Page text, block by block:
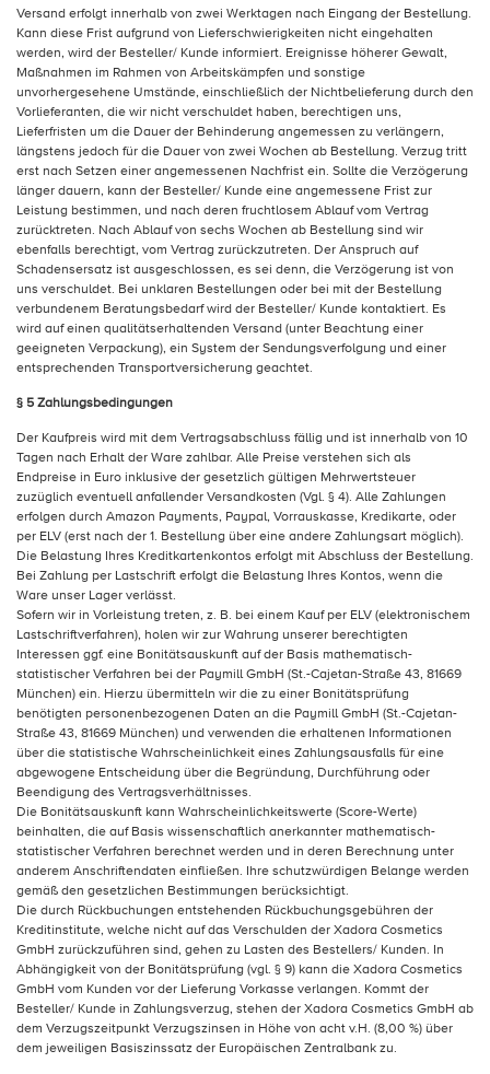
Versand erfolgt innerhalb von zwei Werktagen nach Eingang der Bestellung.
Kann diese Frist aufgrund von Lieferschwierigkeiten nicht eingehalten
werden, wird der Besteller/ Kunde informiert. Ereignisse höherer Gewalt,
Maßnahmen im Rahmen von Arbeitskämpfen und sonstige
unvorhergesehene Umstände, einschließlich der Nichtbelieferung durch den
Vorlieferanten, die wir nicht verschuldet haben, berechtigen uns,
Lieferfristen um die Dauer der Behinderung angemessen zu verlängern,
längstens jedoch für die Dauer von zwei Wochen ab Bestellung. Verzug tritt
erst nach Setzen einer angemessenen Nachfrist ein. Sollte die Verzögerung
länger dauern, kann der Besteller/ Kunde eine angemessene Frist zur
Leistung bestimmen, und nach deren fruchtlosem Ablauf vom Vertrag
zurücktreten. Nach Ablauf von sechs Wochen ab Bestellung sind wir
ebenfalls berechtigt, vom Vertrag zurückzutreten. Der Anspruch auf
Schadensersatz ist ausgeschlossen, es sei denn, die Verzögerung ist von
uns verschuldet. Bei unklaren Bestellungen oder bei mit der Bestellung
verbundenem Beratungsbedarf wird der Besteller/ Kunde kontaktiert. Es
wird auf einen qualitätserhaltenden Versand (unter Beachtung einer
geeigneten Verpackung), ein System der Sendungsverfolgung und einer
entsprechenden Transportversicherung geachtet.
§ 5 Zahlungsbedingungen
Der Kaufpreis wird mit dem Vertragsabschluss fällig und ist innerhalb von 10
Tagen nach Erhalt der Ware zahlbar. Alle Preise verstehen sich als
Endpreise in Euro inklusive der gesetzlich gültigen Mehrwertsteuer
zuzüglich eventuell anfallender Versandkosten (Vgl. § 4). Alle Zahlungen
erfolgen durch Amazon Payments, Paypal, Vorrauskasse, Kredikarte, oder
per ELV (erst nach der 1. Bestellung über eine andere Zahlungsart möglich).
Die Belastung Ihres Kreditkartenkontos erfolgt mit Abschluss der Bestellung.
Bei Zahlung per Lastschrift erfolgt die Belastung Ihres Kontos, wenn die
Ware unser Lager verlässt.
Sofern wir in Vorleistung treten, z. B. bei einem Kauf per ELV (elektronischem
Lastschriftverfahren), holen wir zur Wahrung unserer berechtigten
Interessen ggf. eine Bonitätsauskunft auf der Basis mathematisch-
statistischer Verfahren bei der Paymill GmbH (St.-Cajetan-Straße 43, 81669
München) ein. Hierzu übermitteln wir die zu einer Bonitätsprüfung
benötigten personenbezogenen Daten an die Paymill GmbH (St.-Cajetan-
Straße 43, 81669 München) und verwenden die erhaltenen Informationen
über die statistische Wahrscheinlichkeit eines Zahlungsausfalls für eine
abgewogene Entscheidung über die Begründung, Durchführung oder
Beendigung des Vertragsverhältnisses.
Die Bonitätsauskunft kann Wahrscheinlichkeitswerte (Score-Werte)
beinhalten, die auf Basis wissenschaftlich anerkannter mathematisch-
statistischer Verfahren berechnet werden und in deren Berechnung unter
anderem Anschriftendaten einfließen. Ihre schutzwürdigen Belange werden
gemäß den gesetzlichen Bestimmungen berücksichtigt.
Die durch Rückbuchungen entstehenden Rückbuchungsgebühren der
Kreditinstitute, welche nicht auf das Verschulden der Xadora Cosmetics
GmbH zurückzuführen sind, gehen zu Lasten des Bestellers/ Kunden. In
Abhängigkeit von der Bonitätsprüfung (vgl. § 9) kann die Xadora Cosmetics
GmbH vom Kunden vor der Lieferung Vorkasse verlangen. Kommt der
Besteller/ Kunde in Zahlungsverzug, stehen der Xadora Cosmetics GmbH ab
dem Verzugszeitpunkt Verzugszinsen in Höhe von acht v.H. (8,00 %) über
dem jeweiligen Basiszinssatz der Europäischen Zentralbank zu.